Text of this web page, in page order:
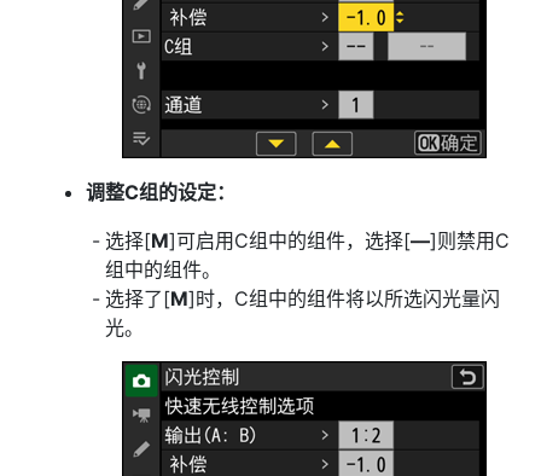
调整C组的设定：
选择[M]可启用C组中的组件，选择[––]则禁用C
组中的组件。
选择了[M]时，C组中的组件将以所选闪光量闪
光。